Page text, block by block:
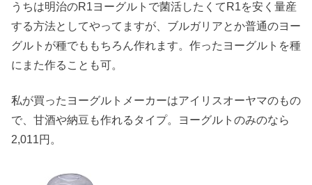
うちは明治のR1ヨーグルトで菌活したくてR1を安く量産
する方法としてやってますが、ブルガリアとか普通のヨー
グルトが種でももちろん作れます。作ったヨーグルトを種
にまた作ることも可。
私が買ったヨーグルトメーカーはアイリスオーヤマのもの
で、甘酒や納豆も作れるタイプ。ヨーグルトのみのなら
2,011円。